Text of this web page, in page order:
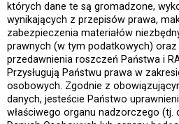
których dane te są gromadzone,
wynikających z przepisów prawa,
zabezpieczenia materiałów
prawnych (w tym podatkowych)
przedawnienia roszczeń Państwa i
Przysługują Państwu prawa w
osobowych. Zgodnie z
danych, jesteście Państwo
właściwego organu nadzorczego (tj.